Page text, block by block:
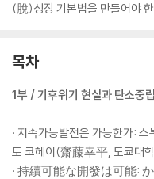
(脫)성장 기본법을 만들어야
목차
1부 / 기후위기 현실과 탄소중
· 지속가능발전은 가능한가:
토 코헤이(齋藤幸平, 도쿄대
· 持續可能な開發は可能: